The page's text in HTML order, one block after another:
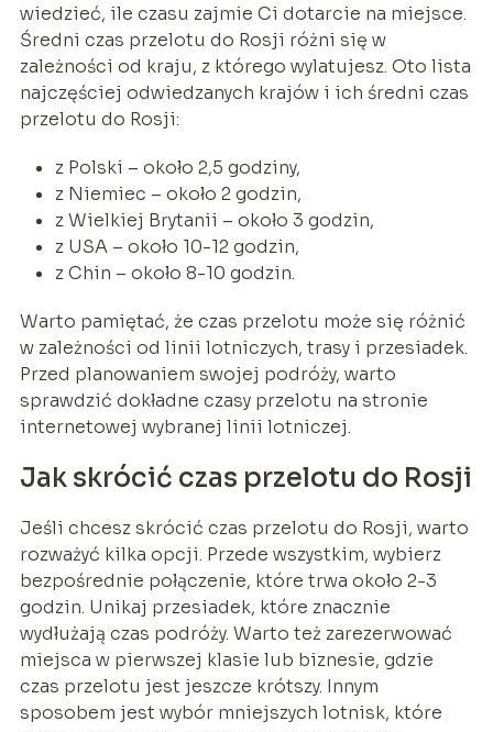
wiedzieć, ile czasu zajmie Ci dotarcie na miejsce.
Średni czas przelotu do Rosji różni się w
zależności od kraju, z którego wylatujesz. Oto lista
najczęściej odwiedzanych krajów i ich średni czas
przelotu do Rosji:
z Polski – około 2,5 godziny,
z Niemiec – około 2 godzin,
z Wielkiej Brytanii – około 3 godzin,
z USA – około 10-12 godzin,
z Chin – około 8-10 godzin.
Warto pamiętać, że czas przelotu może się różnić
w zależności od linii lotniczych, trasy i przesiadek.
Przed planowaniem swojej podróży, warto
sprawdzić dokładne czasy przelotu na stronie
internetowej wybranej linii lotniczej.
Jak skrócić czas przelotu do Rosji
Jeśli chcesz skrócić czas przelotu do Rosji, warto
rozważyć kilka opcji. Przede wszystkim, wybierz
bezpośrednie połączenie, które trwa około 2-3
godzin. Unikaj przesiadek, które znacznie
wydłużają czas podróży. Warto też zarezerwować
miejsca w pierwszej klasie lub biznesie, gdzie
czas przelotu jest jeszcze krótszy. Innym
sposobem jest wybór mniejszych lotnisk, które